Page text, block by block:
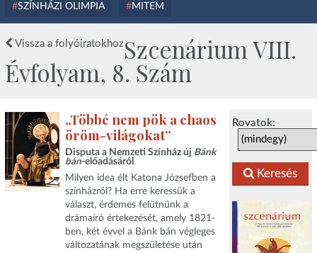
SZÍNHÁZI OLIMPIA MITEM
Vissza a folyóiratokhozSzcenárium VIII.
Évfolyam, 8. Szám
Rovatok:
Keresés
„Többé nem pök a chaos
öröm-világokat”
Disputa a Nemzeti Színház új Bánk
bán-előadásáról
Milyen idea élt Katona Józsefben a
színházról? Ha erre keressük a
választ, érdemes felütnünk a
drámaíró értekezését, amely 1821-
ben, két évvel a Bánk bán végleges
változatának megszületése után